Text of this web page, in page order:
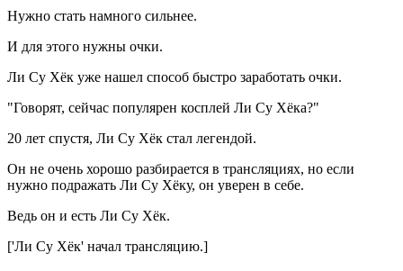
Нужно стать намного сильнее.
И для этого нужны очки.
Ли Су Хёк уже нашел способ быстро заработать очки.
"Говорят, сейчас популярен косплей Ли Су Хёка?"
20 лет спустя, Ли Су Хёк стал легендой.
Он не очень хорошо разбирается в трансляциях, но если
нужно подражать Ли Су Хёку, он уверен в себе.
Ведь он и есть Ли Су Хёк.
['Ли Су Хёк' начал трансляцию.]